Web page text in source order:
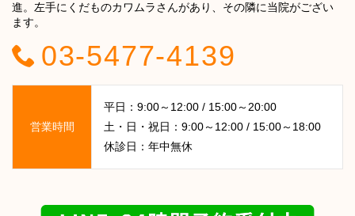
進。左手にくだものカワムラさんがあり、その隣に当院がござい
ます。
03-5477-4139
営業時間
平日：9:00～12:00 / 15:00～20:00
土・日・祝日：9:00～12:00 / 15:00～18:00
休診日：年中無休